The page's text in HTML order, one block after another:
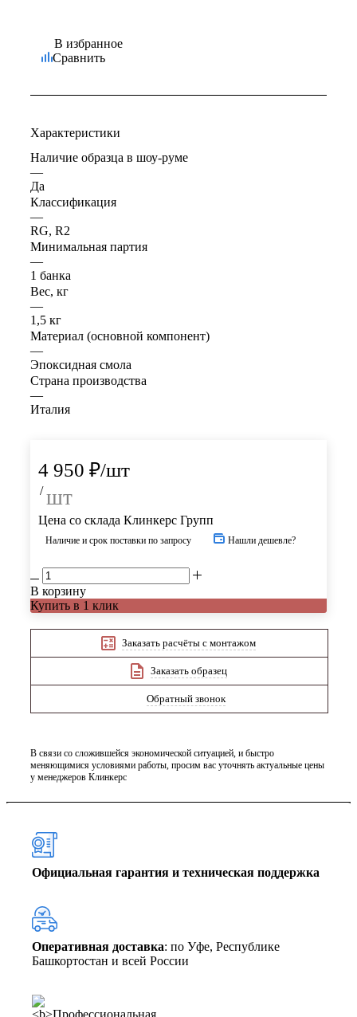
В избранное
Сравнить
Характеристики
Наличие образца в шоу-руме
—
Да
Классификация
—
RG, R2
Минимальная партия
—
1 банка
Вес, кг
—
1,5 кг
Материал (основной компонент)
—
Эпоксидная смола
Страна производства
—
Италия
4 950 ₽/шт
/ шт
Цена со склада Клинкерс Групп
Наличие и срок поставки по запросу Нашли дешевле?
В корзину
Купить в 1 клик
Заказать расчёты с монтажом
Заказать образец
Обратный звонок
В связи со сложившейся экономической ситуацией, и быстро
меняющимися условиями работы, просим вас уточнять актуальные цены
у менеджеров Клинкерс
Официальная гарантия и техническая поддержка
Оперативная доставка: по Уфе, Республике
Башкортостан и всей России